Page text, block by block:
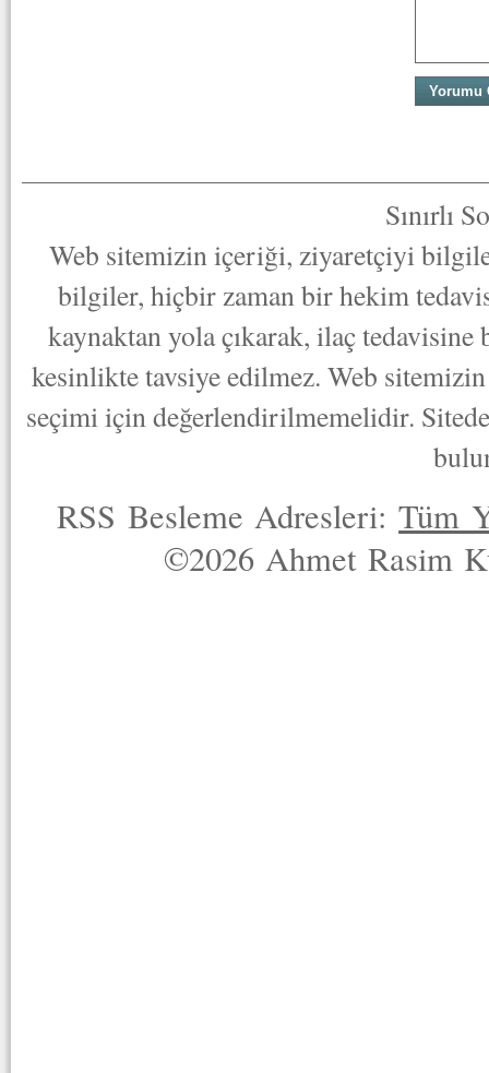
Sınırlı
Web sitemizin içeriği, ziyaretçiyi
bilgiler, hiçbir zaman bir hekim
kaynaktan yola çıkarak, ilaç
kesinlikte tavsiye edilmez. Web
seçimi için değerlendirilmemelidir.
RSS Besleme Adresleri:Tüm
©2026 Ahmet Rasim